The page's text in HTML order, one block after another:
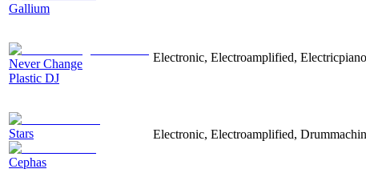
Gallium
Never Change
Plastic DJ
Electronic, Electroamplified,
Stars
Cephas
Electronic, Electroamplified,